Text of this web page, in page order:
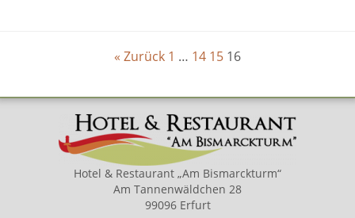
« Zurück 1 … 14 15 16
Hotel & Restaurant „Am Bismarckturm“
Am Tannenwäldchen 28
99096 Erfurt